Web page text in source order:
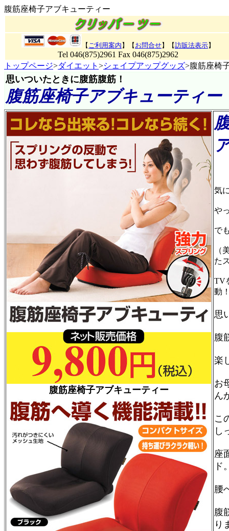
腹筋座椅子アブキューティー
【 ご利用案内 】【 お問合せ】【訪販法表示】
Tel 046(875)2961 Fax 046(875)2962
トップページ>ダイエット >シェイプアップグッズ>腹筋座椅
思いついたときに腹筋腹筋！
腹筋座椅子アブキューティー
腹筋座椅子アブキューティー
気
や
で
（
た
TV
動
思
腹
楽
お
ん
こ
し
座
ド
腰
腹
り